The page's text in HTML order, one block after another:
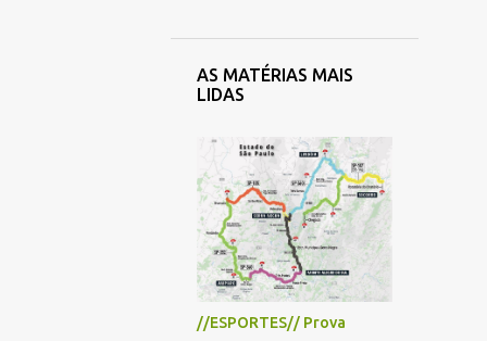
CULTURA
ENQUETE 5
ENTREVISTA 13
ESPECIAL 7
AS MATÉRIAS MAIS
LIDAS
//ESPORTES// Prova